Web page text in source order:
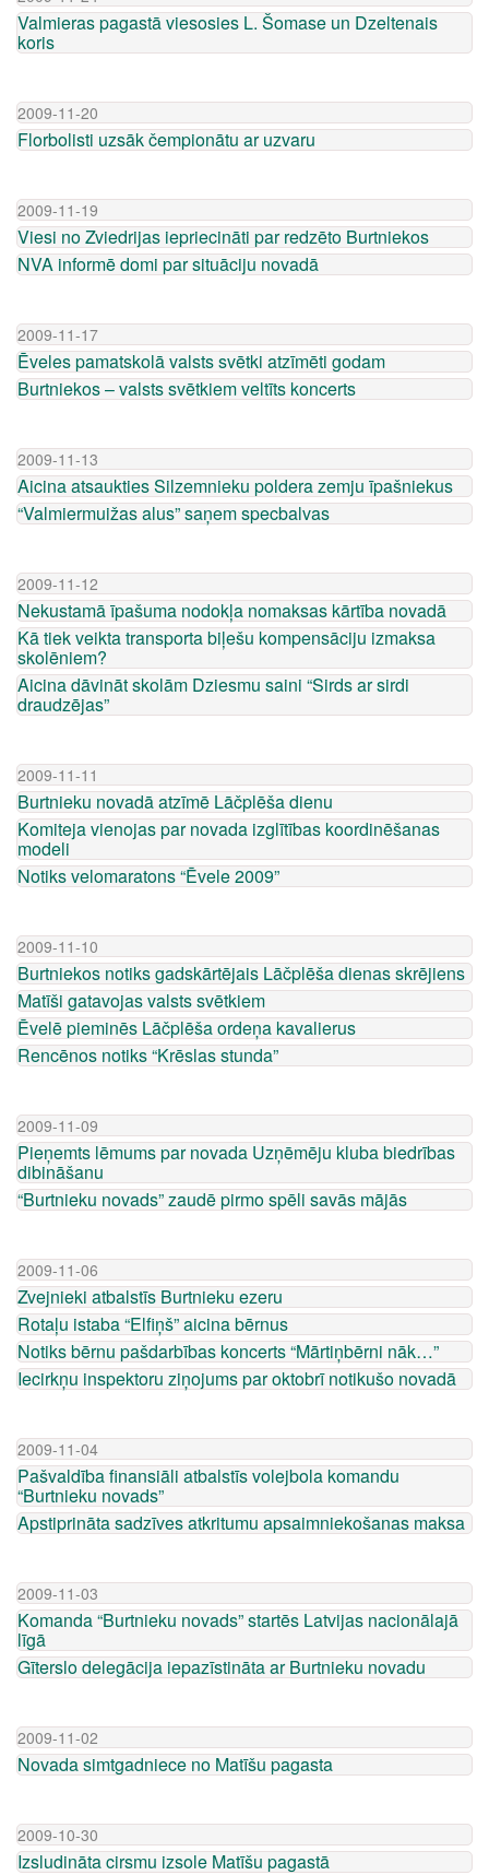
Valmieras pagastā viesosies L. Šomase un Dzeltenais
koris
2009-11-20
Florbolisti uzsāk čempionātu ar uzvaru
2009-11-19
Viesi no Zviedrijas iepriecināti par redzēto Burtniekos
NVA informē domi par situāciju novadā
2009-11-17
Ēveles pamatskolā valsts svētki atzīmēti godam
Burtniekos – valsts svētkiem veltīts koncerts
2009-11-13
Aicina atsaukties Silzemnieku poldera zemju īpašniekus
“Valmiermuižas alus” saņem specbalvas
2009-11-12
Nekustamā īpašuma nodokļa nomaksas kārtība novadā
Kā tiek veikta transporta biļešu kompensāciju izmaksa
skolēniem?
Aicina dāvināt skolām Dziesmu saini “Sirds ar sirdi
draudzējas”
2009-11-11
Burtnieku novadā atzīmē Lāčplēša dienu
Komiteja vienojas par novada izglītības koordinēšanas
modeli
Notiks velomaratons “Ēvele 2009”
2009-11-10
Burtniekos notiks gadskārtējais Lāčplēša dienas skrējiens
Matīši gatavojas valsts svētkiem
Ēvelē pieminēs Lāčplēša ordeņa kavalierus
Rencēnos notiks “Krēslas stunda”
2009-11-09
Pieņemts lēmums par novada Uzņēmēju kluba biedrības
dibināšanu
“Burtnieku novads” zaudē pirmo spēli savās mājās
2009-11-06
Zvejnieki atbalstīs Burtnieku ezeru
Rotaļu istaba “Elfiņš” aicina bērnus
Notiks bērnu pašdarbības koncerts “Mārtiņbērni nāk…”
Iecirkņu inspektoru ziņojums par oktobrī notikušo novadā
2009-11-04
Pašvaldība finansiāli atbalstīs volejbola komandu
“Burtnieku novads”
Apstiprināta sadzīves atkritumu apsaimniekošanas maksa
2009-11-03
Komanda “Burtnieku novads” startēs Latvijas nacionālajā
līgā
Gīterslo delegācija iepazīstināta ar Burtnieku novadu
2009-11-02
Novada simtgadniece no Matīšu pagasta
2009-10-30
Izsludināta cirsmu izsole Matīšu pagastā